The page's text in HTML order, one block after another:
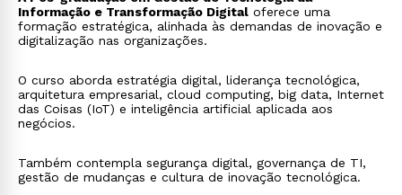
Informação e Transformação Digital oferece uma
formação estratégica, alinhada às demandas de inovação e
digitalização nas organizações.
O curso aborda estratégia digital, liderança tecnológica,
arquitetura empresarial, cloud computing, big data, Internet
das Coisas (IoT) e inteligência artificial aplicada aos
negócios.
Também contempla segurança digital, governança de TI,
gestão de mudanças e cultura de inovação tecnológica.